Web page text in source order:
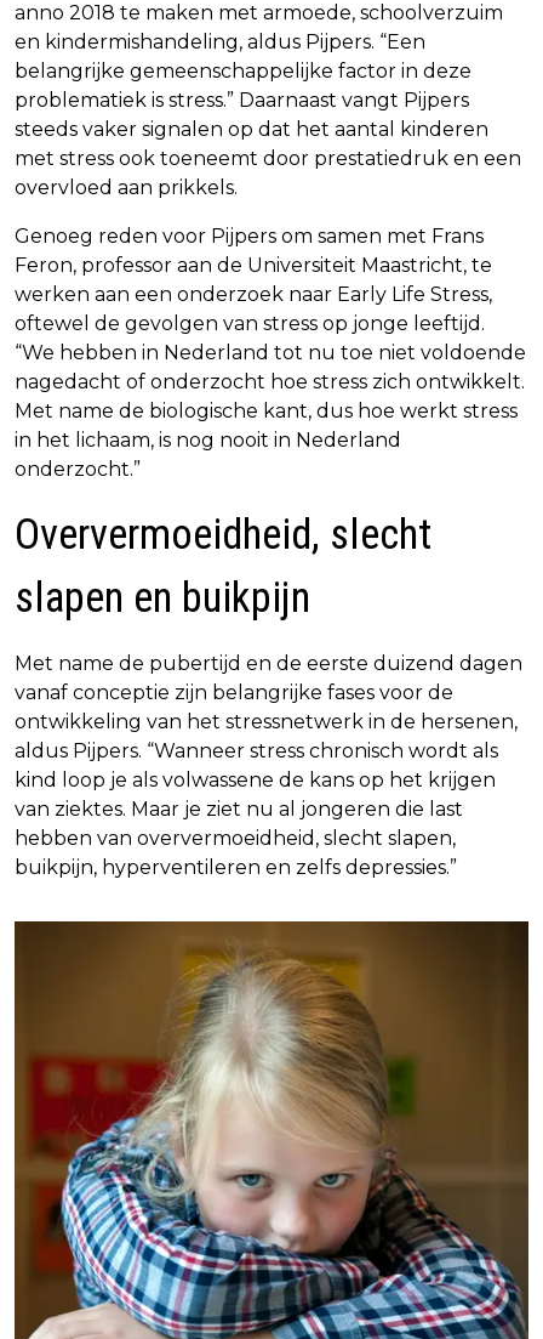
anno 2018 te maken met armoede, schoolverzuim
en kindermishandeling, aldus Pijpers. “Een
belangrijke gemeenschappelijke factor in deze
problematiek is stress.” Daarnaast vangt Pijpers
steeds vaker signalen op dat het aantal kinderen
met stress ook toeneemt door prestatiedruk en een
overvloed aan prikkels.
Genoeg reden voor Pijpers om samen met Frans
Feron, professor aan de Universiteit Maastricht, te
werken aan een onderzoek naar Early Life Stress,
oftewel de gevolgen van stress op jonge leeftijd.
“We hebben in Nederland tot nu toe niet voldoende
nagedacht of onderzocht hoe stress zich ontwikkelt.
Met name de biologische kant, dus hoe werkt stress
in het lichaam, is nog nooit in Nederland
onderzocht.”
Oververmoeidheid, slecht
slapen en buikpijn
Met name de pubertijd en de eerste duizend dagen
vanaf conceptie zijn belangrijke fases voor de
ontwikkeling van het stressnetwerk in de hersenen,
aldus Pijpers. “Wanneer stress chronisch wordt als
kind loop je als volwassene de kans op het krijgen
van ziektes. Maar je ziet nu al jongeren die last
hebben van oververmoeidheid, slecht slapen,
buikpijn, hyperventileren en zelfs depressies.”